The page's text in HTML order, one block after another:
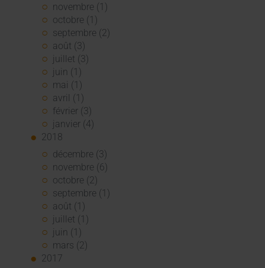
novembre (1)
octobre (1)
septembre (2)
août (3)
juillet (3)
juin (1)
mai (1)
avril (1)
février (3)
janvier (4)
2018
décembre (3)
novembre (6)
octobre (2)
septembre (1)
août (1)
juillet (1)
juin (1)
mars (2)
2017